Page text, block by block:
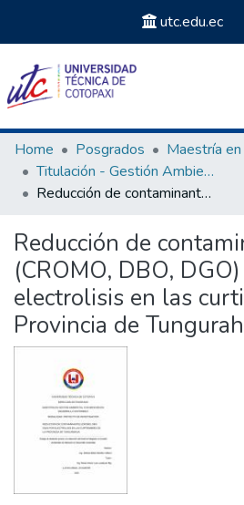
utc.edu.ec
Communities & Collections
Search
Home Posgrados
Titulación - Gestión Ambiental
Reducción de contaminantes (CROMO, DBO, DGO) por electrolisis en las curtiembres de la Provincia de Tungurahua
Reducción de
(CROMO, DBO,
electrolisis en las
Provincia de